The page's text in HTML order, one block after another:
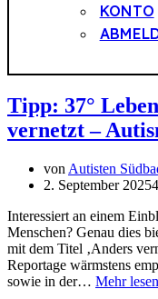
KONTO
Tipp: 37°
vernetzt –
von Autisten
2. September 2025
Interessiert an einem
Menschen? Genau dies
mit dem Titel ‚Anders
Reportage wärmstens
sowie in der… Mehr